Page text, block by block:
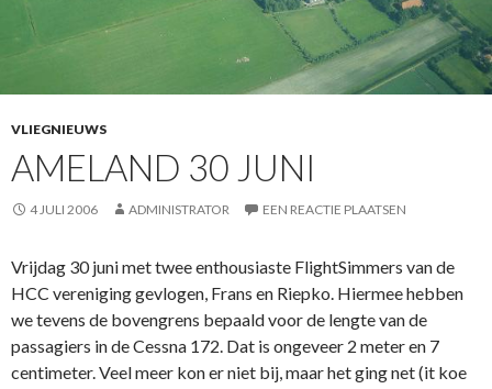
VLIEGNIEUWS
AMELAND 30 JUNI
4 JULI 2006 ADMINISTRATOR EEN REACTIE PLAATSEN
Vrijdag 30 juni met twee enthousiaste FlightSimmers van de
HCC vereniging gevlogen, Frans en Riepko. Hiermee hebben
we tevens de bovengrens bepaald voor de lengte van de
passagiers in de Cessna 172. Dat is ongeveer 2 meter en 7
centimeter. Veel meer kon er niet bij, maar het ging net (it koe